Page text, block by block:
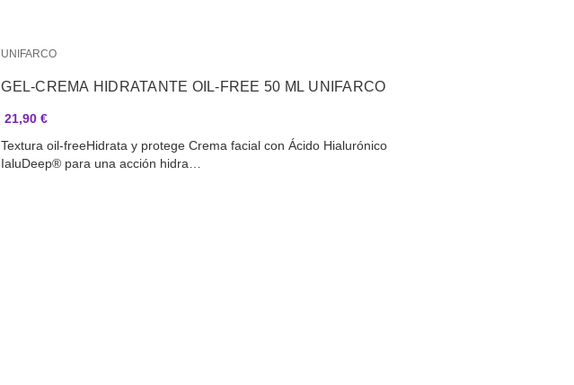
UNIFARCO
GEL-CREMA HIDRATANTE OIL-FREE 50 ML UNIFARCO
21,90 €
Textura oil-freeHidrata y protege Crema facial con Ácido Hialurónico
IaluDeep® para una acción hidra…